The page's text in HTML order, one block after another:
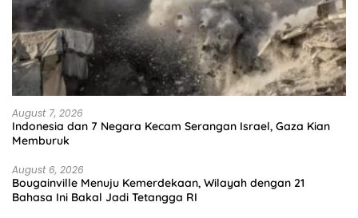
August 7, 2026
Indonesia dan 7 Negara Kecam Serangan Israel, Gaza Kian
Memburuk
August 6, 2026
Bougainville Menuju Kemerdekaan, Wilayah dengan 21
Bahasa Ini Bakal Jadi Tetangga RI